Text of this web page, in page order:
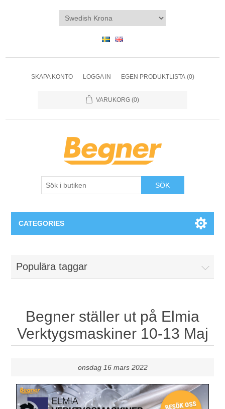
SKAPA KONTO LOGGA IN EGEN PRODUKTLISTA (0)
VARUKORG (0)
SÖK
CATEGORIES
Metallkapning
Lagringssystem
Bearbetningsmaskiner
Värmebehandling
Utbildning
Partners
Spare parts & Service
Kontakt
Populära taggar
Begner ställer ut på Elmia
Verktygsmaskiner 10-13 Maj
onsdag 16 mars 2022